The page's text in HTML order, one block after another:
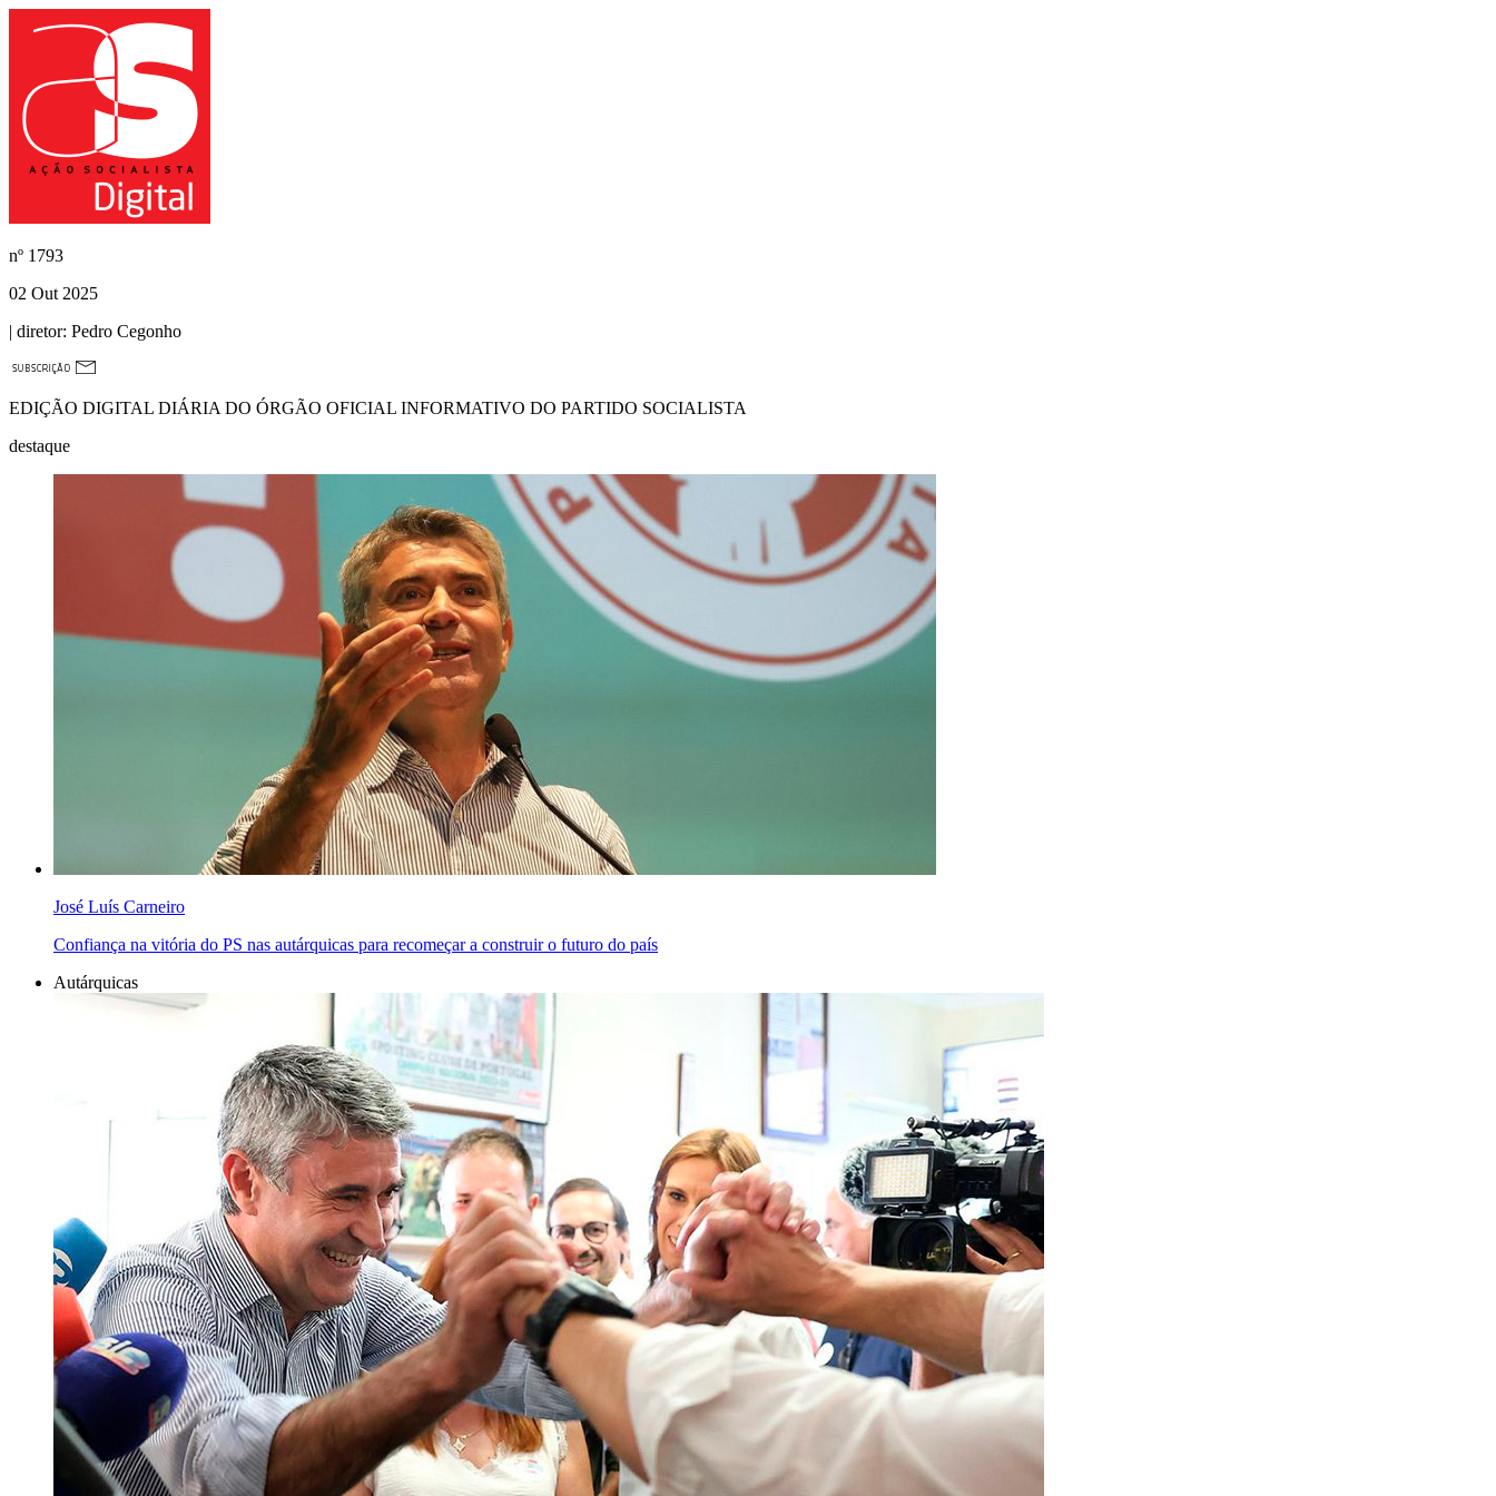
nº 1793
02 Out 2025
| diretor: Pedro Cegonho
EDIÇÃO DIGITAL DIÁRIA DO ÓRGÃO OFICIAL INFORMATIVO DO PARTIDO SOCIALISTA
destaque
José Luís Carneiro
Confiança na vitória do PS nas autárquicas para recomeçar a construir o futuro do país
Autárquicas